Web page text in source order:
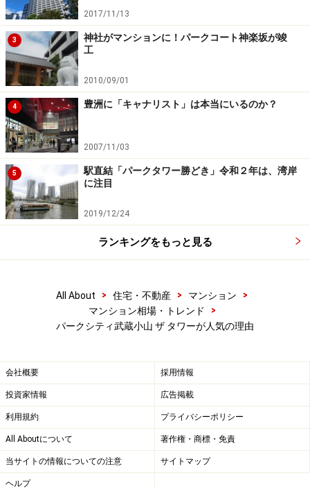
「パークシティ」ブランドを、駅徒歩1分のマンション
に冠するのは都内で初めてとのことで、街全体の新たな
価値を提供する環境創造型大規模開発に付されるブラン
ドを採用している点からもマンションとしてのトータル
バリューの高さを期待させます。
「パークシティ武蔵小山 ザ タワー」のプレゼンテーション
プライベート空間を演出する共用部も「パークシティ武
蔵小山 ザ タワー」の大きな魅力で、2階部分の「グラン
ドエントランスホール」は、天井高約6.8m、奥行き約
35mのダイナミックな二層吹抜け空間。庭を眺めながら
寛ぐガーデンラウンジや、パーティールーム、キッズル
上のスカイテラスからは、360度の開放的な眺望を楽し
むことが可能です。品川区のこの界隈は、比較的敷地が
ます。
47.08平米～122.11平米、１LDK～３LDKの
多彩なプラン
スッキリしたワイドスパンの空間。設備ス
2017/11/13
3
神社がマンションに！パークコート神楽坂が竣
工
2010/09/01
4 豊洲に「キャナリスト」は本当にいるのか？
2007/11/03
5
駅直結「パークタワー勝どき」令和２年は、湾岸
に注目
2019/12/24
ランキングをもっと見る
All About > 住宅・不動産 > マンション
>
マンション相場・トレンド
>
パークシティ武蔵小山 ザ タワーが人気の理由
会社概要 採用情報
投資家情報 広告掲載
利用規約 プライバシーポリシー
All Aboutについて 著作権・商標・免責
当サイトの情報についての注意 サイトマップ
ヘルプ